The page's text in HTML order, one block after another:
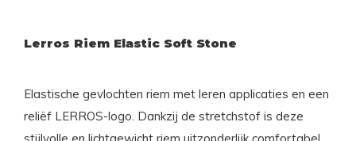
Lerros Riem Elastic Soft Stone
Elastische gevlochten riem met leren applicaties en een
reliëf LERROS-logo. Dankzij de stretchstof is deze